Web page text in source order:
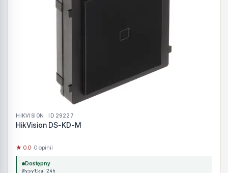
HIKVISION · ID 29227
HikVision DS-KD-M
★ 0.0· 0 opinii
Dostępny
Wysyłka 24h